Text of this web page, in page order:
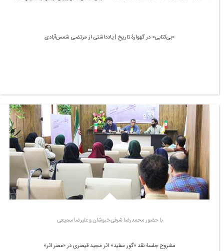
«بی‌کتابی» در گهوارۀ تاریخ | یادداشتی از مرتضی شمس‌آبادی
با حضور محمدرضا شرفی‌خبوشان و علیرضا سمیعی
مشروح جلسۀ نقد «گور سفید» اثر مجید قیصری در «عصر اثر»